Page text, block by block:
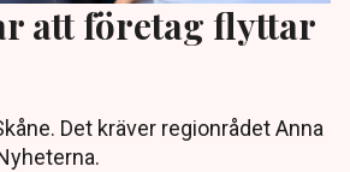
att företag flyttar
Det kräver regionrådet Anna